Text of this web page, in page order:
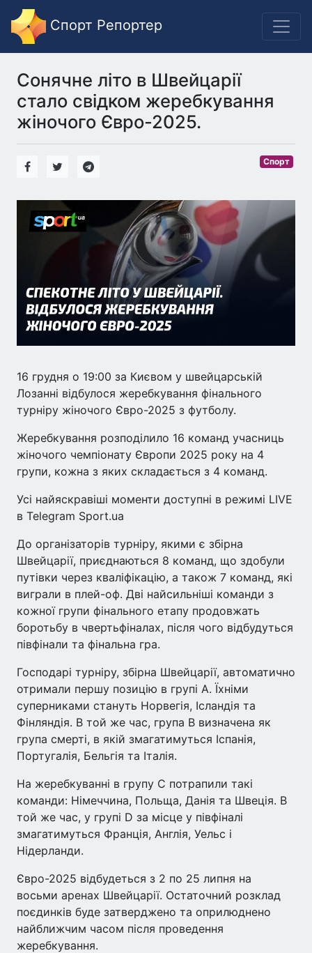
Спорт Репортер
Сонячне літо в Швейцарії
стало свідком жеребкування
жіночого Євро-2025.
Спорт
16 грудня о 19:00 за Києвом у швейцарській
Лозанні відбулося жеребкування фінального
турніру жіночого Євро-2025 з футболу.
Жеребкування розподілило 16 команд учасниць
жіночого чемпіонату Європи 2025 року на 4
групи, кожна з яких складається з 4 команд.
Усі найяскравіші моменти доступні в режимі LIVE
в Telegram Sport.ua
До організаторів турніру, якими є збірна
Швейцарії, приєднаються 8 команд, що здобули
путівки через кваліфікацію, а також 7 команд, які
виграли в плей-оф. Дві найсильніші команди з
кожної групи фінального етапу продовжать
боротьбу в чвертьфіналах, після чого відбудуться
півфінали та фінальна гра.
Господарі турніру, збірна Швейцарії, автоматично
отримали першу позицію в групі A. Їхніми
суперниками стануть Норвегія, Ісландія та
Фінляндія. В той же час, група B визначена як
група смерті, в якій змагатимуться Іспанія,
Португалія, Бельгія та Італія.
На жеребкуванні в групу C потрапили такі
команди: Німеччина, Польща, Данія та Швеція. В
той же час, у групі D за місце у півфіналі
змагатимуться Франція, Англія, Уельс і
Нідерланди.
Євро-2025 відбудеться з 2 по 25 липня на
восьми аренах Швейцарії. Остаточний розклад
поєдинків буде затверджено та оприлюднено
найближчим часом після проведення
жеребкування.